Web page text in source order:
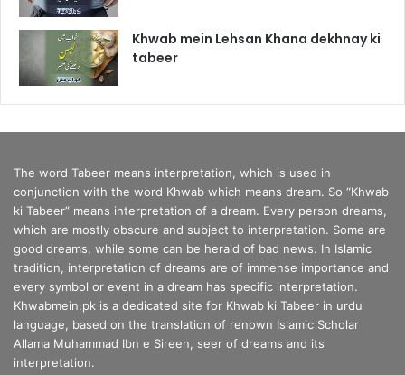
Khwab mein Lehsan Khana dekhnay ki
tabeer
The word Tabeer means interpretation, which is used in
conjunction with the word Khwab which means dream. So “Khwab
ki Tabeer” means interpretation of a dream. Every person dreams,
which are mostly obscure and subject to interpretation. Some are
good dreams, while some can be herald of bad news. In Islamic
tradition, interpretation of dreams are of immense importance and
every symbol or event in a dream has specific interpretation.
Khwabmein.pk is a dedicated site for Khwab ki Tabeer in urdu
language, based on the translation of renown Islamic Scholar
Allama Muhammad Ibn e Sireen, seer of dreams and its
interpretation.